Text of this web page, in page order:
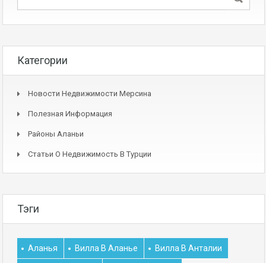
Категории
Новости Недвижимости Мерсина
Полезная Информация
Районы Аланьи
Статьи О Недвижимость В Турции
Тэги
Аланья Вилла В Аланье Вилла В Анталии